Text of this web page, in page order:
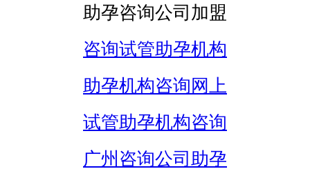
助孕咨询公司加盟
咨询试管助孕机构
助孕机构咨询网上
试管助孕机构咨询
广州咨询公司助孕